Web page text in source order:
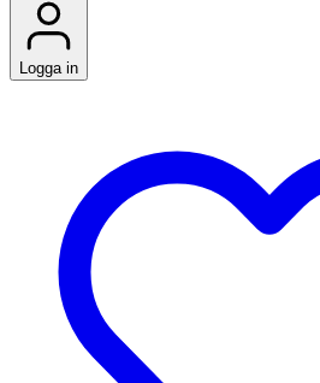
Logga in